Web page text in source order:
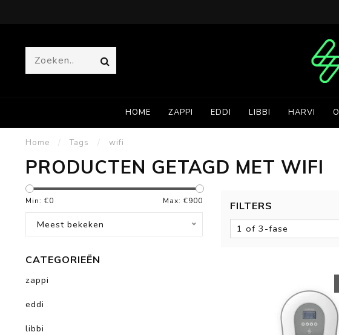
HOME ZAPPI EDDI LIBBI HARVI
Home / Tags / wifi
PRODUCTEN GETAGD MET WIFI
Min: €0 Max: €900
Meest bekeken
CATEGORIEËN
zappi
eddi
libbi
FILTERS
1 of 3-fase